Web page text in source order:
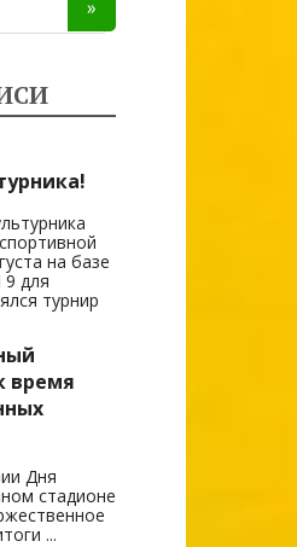
на базе
для
турнир
время
Дня
стадионе
...